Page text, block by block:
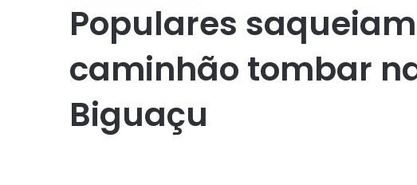
Populares
caminhão tombar na
Biguaçu